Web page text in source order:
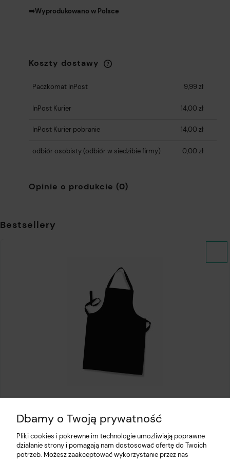
➡️Wyprodukowano w Polsce
Koszty dostawy
Cena nie zawiera ewentualnych kosztów
Paczkomat InPost
9,99 zł
InPost Kurier 14,00 zł
InPost Kurier pobranie 14,00 zł
odbiór osobisty(odbiór w siedzibie firmy) 0,00 zł
Opinie o produkcie (0)
Bestsellery
Fartuch kuchenny czarny
Dbamy o Twoją prywatność
Pliki cookies i pokrewne im technologie umożliwiają poprawne
działanie strony i pomagają nam dostosować ofertę do Twoich
potrzeb. Możesz zaakceptować wykorzystanie przez nas